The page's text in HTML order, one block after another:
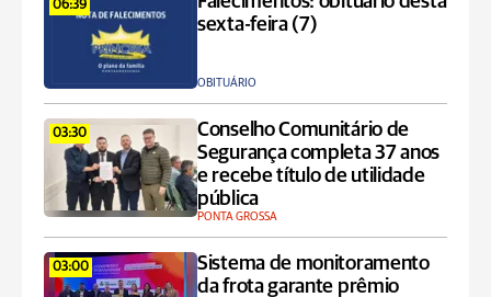
06:39
sexta-feira (7)
OBITUÁRIO
03:30
Conselho Comunitário de
Segurança completa 37 anos
e recebe título de utilidade
pública
PONTA GROSSA
03:00
Sistema de monitoramento
da frota garante prêmio